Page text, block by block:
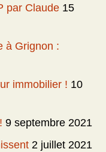
par Claude 15
à Grignon :
immobilier ! 10
9 septembre 2021
2 juillet 2021